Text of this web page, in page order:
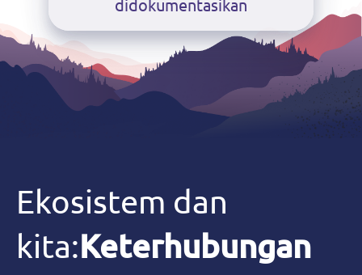
didokumentasikan
Ekosistem dan
kita:Keterhubungan